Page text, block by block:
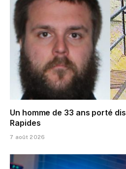
Un homme de 33 ans porté
Rapides
7 août 2026